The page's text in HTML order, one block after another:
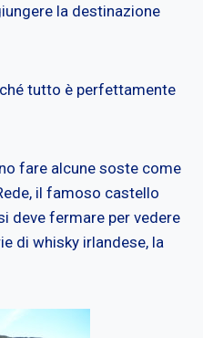
la destinazione
tutto è perfettamente
fare alcune soste come
il famoso castello
deve fermare per vedere
di whisky irlandese, la